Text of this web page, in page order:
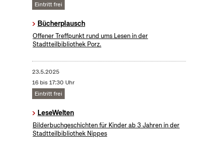
Eintritt frei
Bücherplausch
Offener Treffpunkt rund ums Lesen in der
Stadtteilbibliothek Porz.
23.5.2025
16 bis 17:30 Uhr
Eintritt frei
LeseWelten
Bilderbuchgeschichten für Kinder ab 3 Jahren in der
Stadtteilbibliothek Nippes